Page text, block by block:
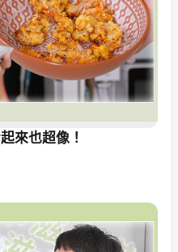
來也超像！